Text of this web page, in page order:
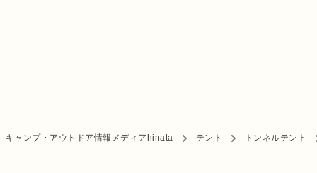
キャンプ・アウトドア情報メディアhinata テント トンネルテント